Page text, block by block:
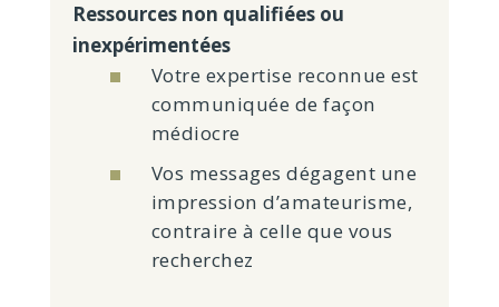
Ressources non qualifiées ou
inexpérimentées
Votre expertise reconnue est
communiquée de façon
médiocre
Vos messages dégagent une
impression d’amateurisme,
contraire à celle que vous
recherchez